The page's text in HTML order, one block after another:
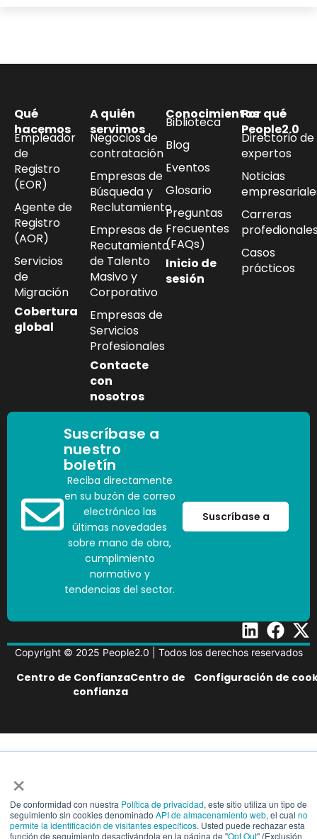
×
De conformidad con nuestra Política de privacidad, este sitio utiliza un tipo de
seguimiento sin cookies denominado API de almacenamiento web, el cual no
permite la identificación de visitantes específicos. Usted puede rechazar esta
función de seguimiento desactivándola en la página de "Opt Out" (Exclusión
Qué
hacemos
Empleador
de
Registro
(EOR)
Agente de
Registro
(AOR)
Servicios
de
Migración
Cobertura
global
A quién
servimos
Negocios de
contratación
Empresas de
Búsqueda y
Reclutamiento
Empresas de
Recutamiento
de Talento
Masivo y
Corporativo
Empresas de
Servicios
Profesionales
Contacte
con
nosotros
Conocimientos
Biblioteca
Blog
Eventos
Glosario
Preguntas
Frecuentes
(FAQs)
Inicio de
sesión
Por qué
People2.0
Directorio de
expertos
Noticias
Carreras
Casos
prácticos
Suscríbase a
nuestro
boletín
Reciba directamente
en su buzón de correo
electrónico las
últimas novedades
sobre mano de obra,
cumplimiento
normativo y
tendencias del sector.
Suscríbase a
Copyright © 2025 People2.0 | Todos los derechos reservados
Centro de ConfianzaCentro de
confianza
Configuración de